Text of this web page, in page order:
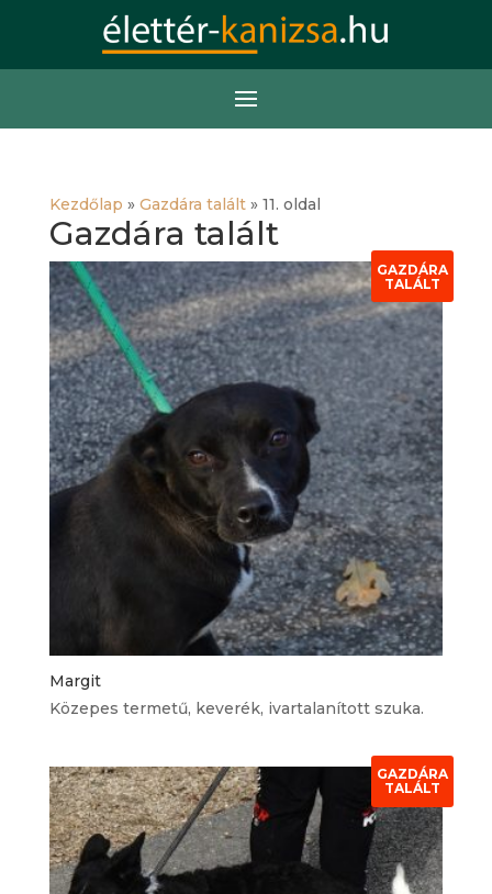
Kezdőlap » Gazdára talált» 11. oldal
Gazdára talált
GAZDÁRA
TALÁLT
Margit
Közepes termetű, keverék, ivartalanított szuka.
GAZDÁRA
TALÁLT